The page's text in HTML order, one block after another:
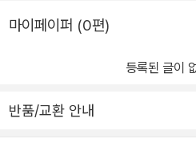
을 읽는 내내 나 자신의 모습을 보는
앞으로는 이렇게 해보는 것도 좋겠
읽을 수 있었다. 세상에 정해진 육아
를 키우는 현실엔 나에게 익숙한 습관
살 한 살 더 먹을수록 육아는 더 어
들이 말한다. 이 육아서를 통해 배우
마이페이퍼 (0편)
등록된 글이
반품/교환 안내